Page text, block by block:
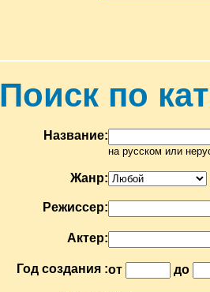
Поиск по
Название:
на русском или
Жанр:
Режиссер:
Актер:
Год создания :от до